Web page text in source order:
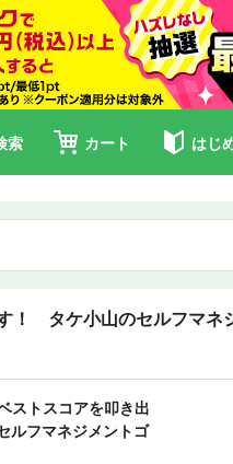
索 カート はじ
！ タケ小山のセルフマネ
ストスコアを叩き出
フマネジメントゴ